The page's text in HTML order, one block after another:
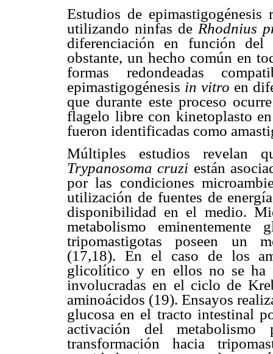
Estudios de epimastigogénesis
utilizando ninfas de Rhodnius
diferenciación en función
obstante, un hecho común en
formas redondeadas
epimastigogénesis in vitro en
que durante este proceso
flagelo libre con kinetoplasto
fueron identificadas como
Múltiples estudios revelan
Trypanosoma cruzi están
por las condiciones
utilización de fuentes de
disponibilidad en el medio.
metabolismo
tripomastigotas poseen un
(17,18). En el caso de los
glicolítico y en ellos no se ha
involucradas en el ciclo de
aminoácidos (19). Ensayos
glucosa en el tracto intestinal
activación del metabolismo
transformación hacia